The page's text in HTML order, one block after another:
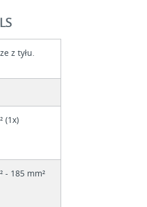
z tyłu.
(1x)
- 185 mm²